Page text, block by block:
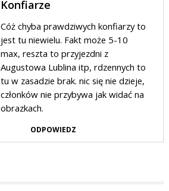
Konfiarze
Cóż chyba prawdziwych konfiarzy to
jest tu niewielu. Fakt może 5-10
max, reszta to przyjezdni z
Augustowa Lublina itp, rdzennych to
tu w zasadzie brak. nic się nie dzieje,
członków nie przybywa jak widać na
obrazkach.
ODPOWIEDZ